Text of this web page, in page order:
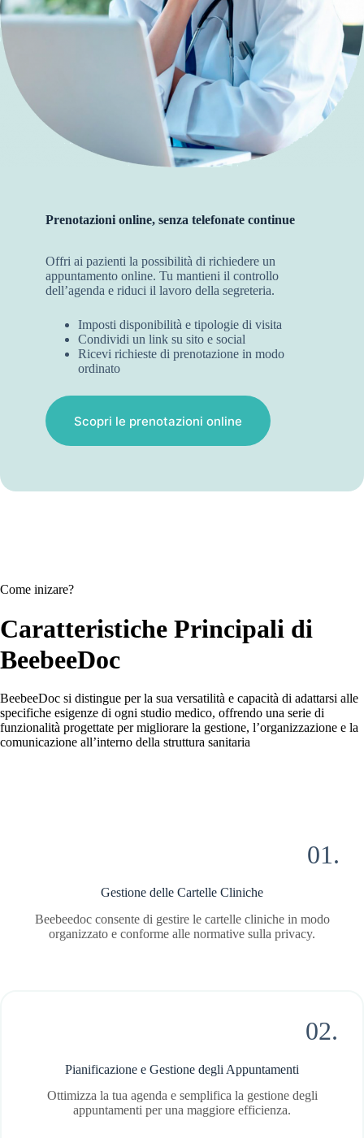
Prenotazioni online, senza telefonate continue
Offri ai pazienti la possibilità di richiedere un
appuntamento online. Tu mantieni il controllo
dell’agenda e riduci il lavoro della segreteria.
Imposti disponibilità e tipologie di visita
Condividi un link su sito e social
Ricevi richieste di prenotazione in modo
ordinato
Scopri le prenotazioni online
Come inizare?
Caratteristiche Principali di
BeebeeDoc
BeebeeDoc si distingue per la sua versatilità e capacità di adattarsi alle
specifiche esigenze di ogni studio medico, offrendo una serie di
funzionalità progettate per migliorare la gestione, l’organizzazione e la
comunicazione all’interno della struttura sanitaria
01.
Gestione delle Cartelle Cliniche
Beebeedoc consente di gestire le cartelle cliniche in modo
organizzato e conforme alle normative sulla privacy.
02.
Pianificazione e Gestione degli Appuntamenti
Ottimizza la tua agenda e semplifica la gestione degli
appuntamenti per una maggiore efficienza.